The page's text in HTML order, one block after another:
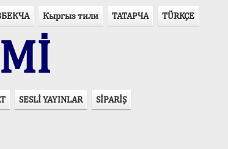
Кыргыз тили ТАТАРЧА TÜRKÇE
SESLİ YAYINLAR SİPARİŞ